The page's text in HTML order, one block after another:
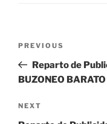
Previous
Post
PREVIOUS
Reparto de
BUZONEO BARATO
Next
Post
NEXT